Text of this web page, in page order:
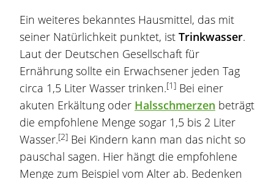
Ein weiteres bekanntes Hausmittel, das mit
seiner Natürlichkeit punktet, ist Trinkwasser.
Laut der Deutschen Gesellschaft für
Ernährung sollte ein Erwachsener jeden Tag
circa 1,5 Liter Wasser trinken.[1] Bei einer
akuten Erkältung oder Halsschmerzen beträgt
die empfohlene Menge sogar 1,5 bis 2 Liter
Wasser.[2] Bei Kindern kann man das nicht so
pauschal sagen. Hier hängt die empfohlene
Menge zum Beispiel vom Alter ab. Bedenken